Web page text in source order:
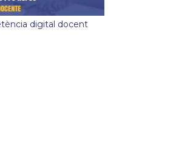
digital docent